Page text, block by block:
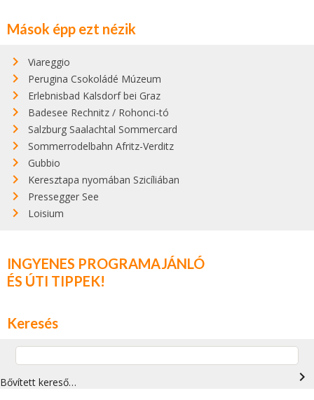
Mások épp ezt nézik
Viareggio
Perugina Csokoládé Múzeum
Erlebnisbad Kalsdorf bei Graz
Badesee Rechnitz / Rohonci-tó
Salzburg Saalachtal Sommercard
Sommerrodelbahn Afritz-Verditz
Gubbio
Keresztapa nyomában Szicíliában
Pressegger See
Loisium
INGYENES PROGRAMAJÁNLÓ
ÉS ÚTI TIPPEK!
Keresés
Bővített kereső… navigate_next